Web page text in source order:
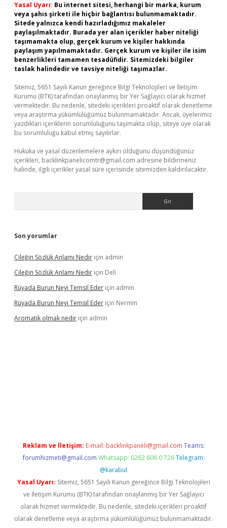
Yasal Uyarı: Bu internet sitesi, herhangi bir marka, kurum
veya şahıs şirketi ile hiçbir bağlantısı bulunmamaktadır.
Sitede yalnızca kendi hazırladığımız makaleler
paylaşılmaktadır. Burada yer alan içerikler haber niteliği
taşımamakta olup, gerçek kurum ve kişiler hakkında
paylaşım yapılmamaktadır. Gerçek kurum ve kişiler ile isim
benzerlikleri tamamen tesadüfidir. Sitemizdeki bilgiler
taslak halindedir ve tavsiye niteliği taşımazlar.
Sitemiz, 5651 Sayılı Kanun gereğince Bilgi Teknolojileri ve İletişim
Kurumu (BTK) tarafından onaylanmış bir Yer Sağlayıcı olarak hizmet
vermektedir. Bu nedenle, sitedeki içerikleri proaktif olarak denetleme
veya araştırma yükümlülüğümüz bulunmamaktadır. Ancak, üyelerimiz
yazdıkları içeriklerin sorumluluğunu taşımakta olup, siteye üye olarak
bu sorumluluğu kabul etmiş sayılırlar.
Hukuka ve yasal düzenlemelere aykırı olduğunu düşündüğünüz
içerikleri, backlinkpanelicomtr@gmail.com adresine bildirmeniz
halinde, ilgili içerikler yasal süre içerisinde sitemizden kaldırılacaktır.
Son yorumlar
Çileğin Sözlük Anlamı Nedir için admin
Çileğin Sözlük Anlamı Nedir için Deli
Rüyada Burun Neyi Temsil Eder için admin
Rüyada Burun Neyi Temsil Eder için Nermin
Aromatik olmak nedir için admin
Reklam ve İletişim: E-mail: backlinkpaneli@gmail.com Teams:
forumhizmeti@gmail.com Whatsapp: 0262 606 0 726 Telegram:
@karabul
Yasal Uyarı: Sitemiz, 5651 Sayılı Kanun gereğince Bilgi Teknolojileri
ve İletişim Kurumu (BTK) tarafından onaylanmış bir Yer Sağlayıcı
olarak hizmet vermektedir. Bu nedenle, sitedeki içerikleri proaktif
olarak denetleme veya araştırma yükümlülüğümüz bulunmamaktadır.